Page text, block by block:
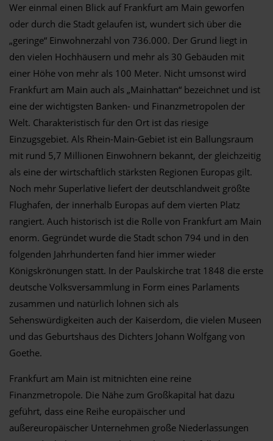
Wer einmal einen Blick auf Frankfurt am Main geworfen
oder durch die Stadt gelaufen ist, wundert sich über die
„geringe“ Einwohnerzahl von 736.000. Der Grund liegt in
den vielen Hochhäusern und mehr als 30 Gebäuden mit
einer Höhe von mehr als 100 Meter. Nicht umsonst wird
Frankfurt am Main auch als „Mainhattan“ bezeichnet und ist
eine der wichtigsten Banken- und Finanzmetropolen der
Welt. Charakteristisch für den Ort ist das riesige
Einzugsgebiet. Als Rhein-Main-Gebiet ist ein Ballungsraum
mit rund 5,7 Millionen Einwohnern bekannt, der gleichzeitig
als eine der wirtschaftlich stärksten Regionen Europas gilt.
Noch mehr Superlative liefert der deutschlandweit größte
Flughafen, der innerhalb Europas auf dem vierten Platz
rangiert. Auch historisch ist die Rolle von Frankfurt am Main
enorm. Gegründet wurde die Stadt schon 794 und in den
folgenden Jahrhunderten fand hier immer wieder
Königskrönungen statt. In der Paulskirche trat 1848 die erste
deutsche Volksversammlung in Form eines Parlaments
zusammen und natürlich lohnen sich als
Sehenswürdigkeiten auch der Kaiserdom, die vielen Museen
und das Geburtshaus des Dichters Johann Wolfgang von
Goethe.
Frankfurt am Main ist mitnichten eine reine
Finanzmetropole. Die Nähe zum Großkapital hat dazu
geführt, dass eine Reihe europäischer und
außereuropäischer Unternehmen große Niederlassungen